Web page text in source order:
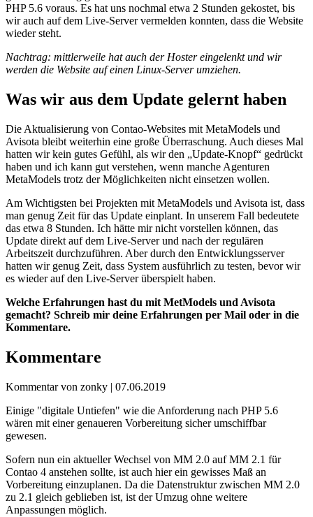
PHP 5.6 voraus. Es hat uns nochmal etwa 2 Stunden gekostet, bis
wir auch auf dem Live-Server vermelden konnten, dass die Website
wieder steht.
Nachtrag: mittlerweile hat auch der Hoster eingelenkt und wir
werden die Website auf einen Linux-Server umziehen.
Was wir aus dem Update gelernt haben
Die Aktualisierung von Contao-Websites mit MetaModels und
Avisota bleibt weiterhin eine große Überraschung. Auch dieses Mal
hatten wir kein gutes Gefühl, als wir den „Update-Knopf“ gedrückt
haben und ich kann gut verstehen, wenn manche Agenturen
MetaModels trotz der Möglichkeiten nicht einsetzen wollen.
Am Wichtigsten bei Projekten mit MetaModels und Avisota ist, dass
man genug Zeit für das Update einplant. In unserem Fall bedeutete
das etwa 8 Stunden. Ich hätte mir nicht vorstellen können, das
Update direkt auf dem Live-Server und nach der regulären
Arbeitszeit durchzuführen. Aber durch den Entwicklungsserver
hatten wir genug Zeit, dass System ausführlich zu testen, bevor wir
es wieder auf den Live-Server überspielt haben.
Welche Erfahrungen hast du mit MetModels und Avisota
gemacht? Schreib mir deine Erfahrungen per Mail oder in die
Kommentare.
Kommentare
Kommentar von zonky | 07.06.2019
Einige "digitale Untiefen" wie die Anforderung nach PHP 5.6
wären mit einer genaueren Vorbereitung sicher umschiffbar
gewesen.
Sofern nun ein aktueller Wechsel von MM 2.0 auf MM 2.1 für
Contao 4 anstehen sollte, ist auch hier ein gewisses Maß an
Vorbereitung einzuplanen. Da die Datenstruktur zwischen MM 2.0
zu 2.1 gleich geblieben ist, ist der Umzug ohne weitere
Anpassungen möglich.